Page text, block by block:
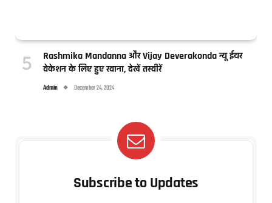
Rashmika Mandanna और Vijay Deverakonda न्यू ईयर
वेकेशन के लिए हुए रवाना, देखें तस्वीरें
Admin December 24, 2024
Subscribe to Updates